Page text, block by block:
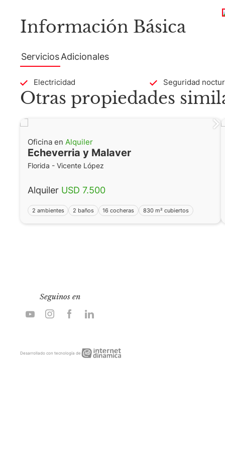
Av. Juramento 1775 - Belgrano -
Información Básica
Servicios Adicionales
Electricidad Seguridad
Otras propiedades
Oficina en Alquiler
Echeverria y Malaver
Florida - Vicente López
Alquiler USD 7.500
2 ambientes 2 baños 16 cocheras 830 m² cubiertos
Seguinos en
Desarrollado con tecnología deInternet
Dinámica